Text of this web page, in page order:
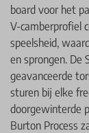
board voor het
V-camberprofiel
speelsheid,
en sprongen. De
geavanceerde
sturen bij elke
doorgewinterde
Burton Process